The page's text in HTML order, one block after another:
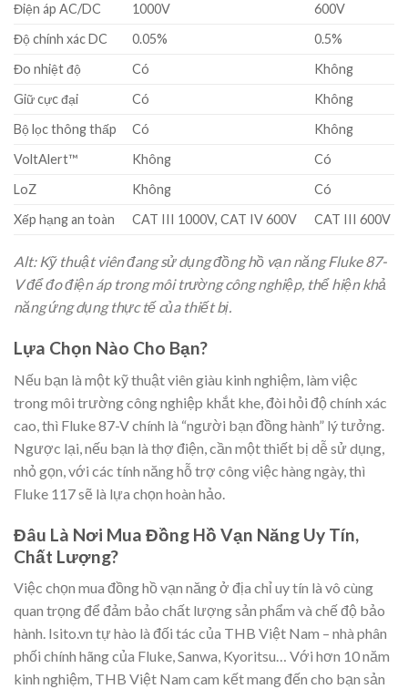
Điện áp AC/DC
1000V
600V
Độ chính xác DC
0.05%
0.5%
Đo nhiệt độ
Có
Không
Giữ cực đại
Có
Không
Bộ lọc thông thấp
Có
Không
VoltAlert™
Không
Có
LoZ
Không
Có
Xếp hạng an toàn
CAT III 1000V, CAT IV 600V CAT III 600V
Alt: Kỹ thuật viên đang sử dụng đồng hồ vạn năng Fluke 87-
V để đo điện áp trong môi trường công nghiệp, thể hiện khả
năng ứng dụng thực tế của thiết bị.
Lựa Chọn Nào Cho Bạn?
Nếu bạn là một kỹ thuật viên giàu kinh nghiệm, làm việc
trong môi trường công nghiệp khắt khe, đòi hỏi độ chính xác
cao, thì Fluke 87-V chính là “người bạn đồng hành” lý tưởng.
Ngược lại, nếu bạn là thợ điện, cần một thiết bị dễ sử dụng,
nhỏ gọn, với các tính năng hỗ trợ công việc hàng ngày, thì
Fluke 117 sẽ là lựa chọn hoàn hảo.
Đâu Là Nơi Mua Đồng Hồ Vạn Năng Uy Tín,
Chất Lượng?
Việc chọn mua đồng hồ vạn năng ở địa chỉ uy tín là vô cùng
quan trọng để đảm bảo chất lượng sản phẩm và chế độ bảo
hành. Isito.vn tự hào là đối tác của THB Việt Nam – nhà phân
phối chính hãng của Fluke, Sanwa, Kyoritsu… Với hơn 10 năm
kinh nghiệm, THB Việt Nam cam kết mang đến cho bạn sản